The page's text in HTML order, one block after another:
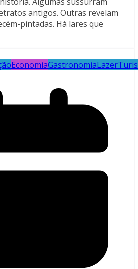
antigos. Outras revelam
pintadas. Há lares que
EconomiaGastronomiaLazer